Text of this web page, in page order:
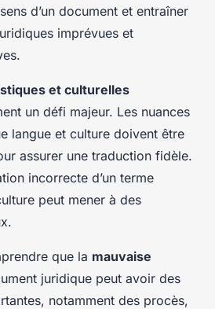
d’un document et entraîner
imprévues et
et culturelles
un défi majeur. Les nuances
langue et culture doivent être
assurer une traduction fidèle.
incorrecte d’un terme
peut mener à des
que la mauvaise
juridique peut avoir des
notamment des procès,